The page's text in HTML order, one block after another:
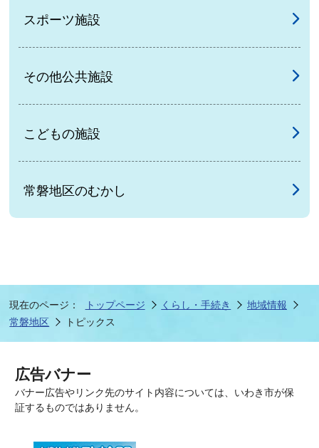
スポーツ施設
その他公共施設
こどもの施設
常磐地区のむかし
現在のページ： トップページ くらし・手続き
地域情報
常磐地区
トピックス
広告バナー
バナー広告やリンク先のサイト内容については、いわき市が保
証するものではありません。